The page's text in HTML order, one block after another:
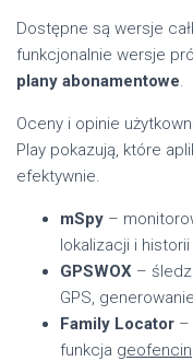
Dostępne są wersje
funkcjonalnie wersje
plany abonamentowe.
Oceny i opinie
Play pokazują, które
efektywnie.
mSpy –
lokalizacji i
GPSWOX –
GPS,
Family Locator –
funkcja